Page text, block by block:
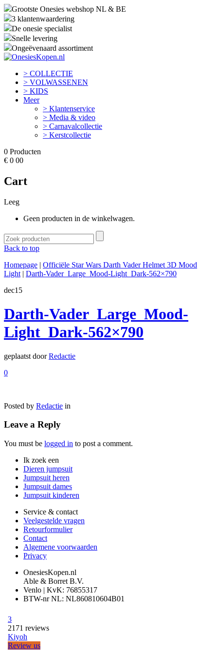
Grootste Onesies webshop NL & BE
3 klantenwaardering
De onesie specialist
Snelle levering
Ongeëvenaard assortiment
> COLLECTIE
> VOLWASSENEN
> KIDS
Meer
> Klantenservice
> Media & video
> Carnavalcollectie
> Kerstcollectie
0 Producten
€ 0 00
Cart
Leeg
Geen producten in de winkelwagen.
Back to top
Homepage | Officiële Star Wars Darth Vader Helmet 3D Mood
Light | Darth-Vader_Large_Mood-Light_Dark-562×790
dec15
Darth-Vader_Large_Mood-
Light_Dark-562×790
geplaatst doorRedactie
0
Posted by Redactie in
Leave a Reply
You must be logged in to post a comment.
Ik zoek een
Dieren jumpsuit
Jumpsuit heren
Jumpsuit dames
Jumpsuit kinderen
Service & contact
Veelgestelde vragen
Retourformulier
Contact
Algemene voorwaarden
Privacy
OnesiesKopen.nl
Able & Borret B.V.
Venlo | KvK: 76855317
BTW-nr NL: NL860810604B01